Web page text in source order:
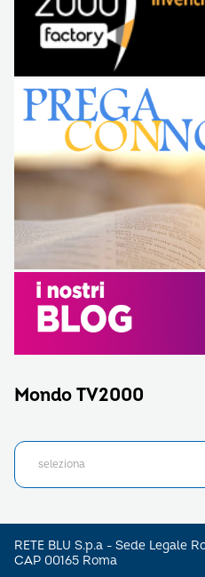
Mondo TV2000
RETE BLU S.p.a - Sede Legale
CAP 00165 Roma